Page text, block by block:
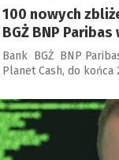
100 nowych
BGŻ BNP
Bank BGŻ BNP
Planet Cash, do